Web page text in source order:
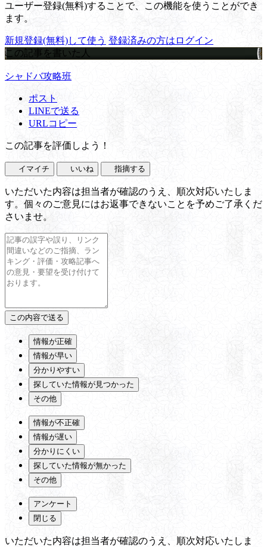
ユーザー登録(無料)することで、この機能を使うことができ
ます。
新規登録(無料)して使う 登録済みの方はログイン
この記事を書いた人
シャドバ攻略班
ポスト
LINEで送る
URLコピー
この記事を評価しよう！
イマイチ いいね 指摘する
いただいた内容は担当者が確認のうえ、順次対応いたしま
す。個々のご意見にはお返事できないことを予めご了承くだ
さいませ。
情報が正確
情報が早い
分かりやすい
探していた情報が見つかった
その他
情報が不正確
情報が遅い
分かりにくい
探していた情報が無かった
その他
アンケート
閉じる
いただいた内容は担当者が確認のうえ、順次対応いたしま